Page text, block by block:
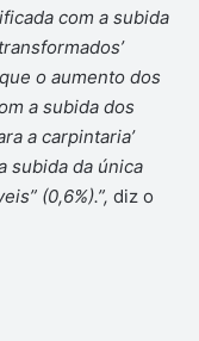
com a subida
o aumento dos
a subida dos
a carpintaria’
subida da única
(0,6%).”, diz o